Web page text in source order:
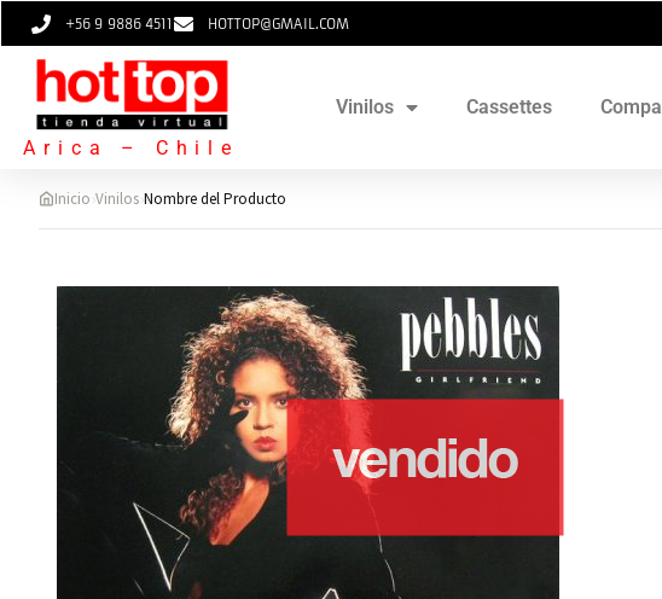
+56 9 9886 4511 HOTTOP@GMAIL.COM
Arica – Chile
Vinilos Cassettes
Inicio›Vinilos›Nombre del Producto